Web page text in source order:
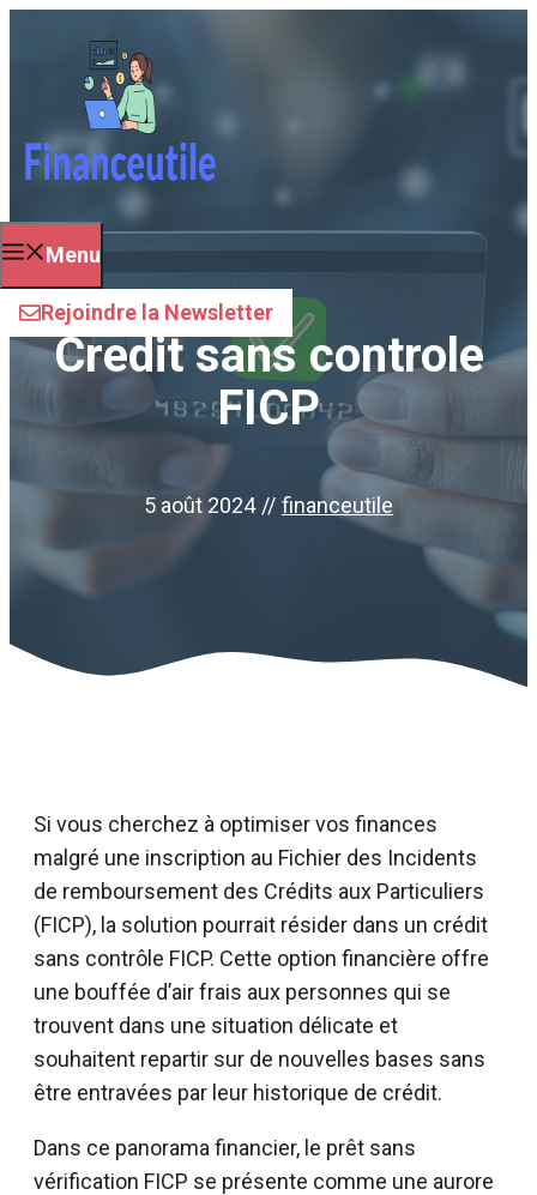
Menu
Rejoindre la Newsletter
Credit sans controle
FICP
5 août 2024 // financeutile
Si vous cherchez à optimiser vos finances
malgré une inscription au Fichier des Incidents
de remboursement des Crédits aux Particuliers
(FICP), la solution pourrait résider dans un crédit
sans contrôle FICP. Cette option financière offre
une bouffée d’air frais aux personnes qui se
trouvent dans une situation délicate et
souhaitent repartir sur de nouvelles bases sans
être entravées par leur historique de crédit.
Dans ce panorama financier, le prêt sans
vérification FICP se présente comme une aurore